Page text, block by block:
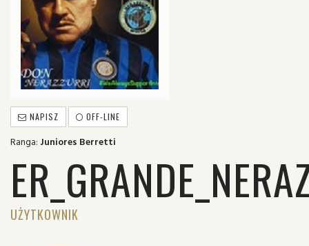
NAPISZ OFF-LINE
Ranga: Juniores Berretti
UŻYTKOWNIK